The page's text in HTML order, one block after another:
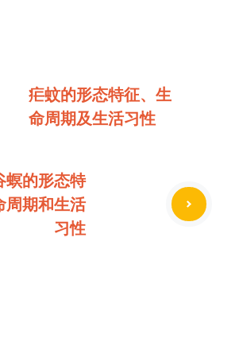
疟蚊的形态特征、生
命周期及生活习性
螟的形态特
周期和生活
习性